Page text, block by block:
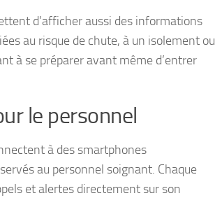
d’afficher aussi des informations
au risque de chute, à un isolement ou
à se préparer avant même d’entrer
le personnel
à des smartphones
au personnel soignant. Chaque
et alertes directement sur son